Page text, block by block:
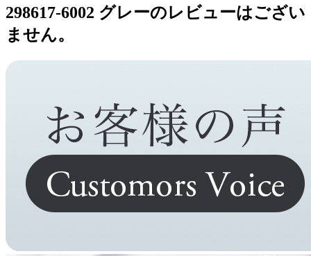
298617-6002 グレーのレビューはござい
ません。